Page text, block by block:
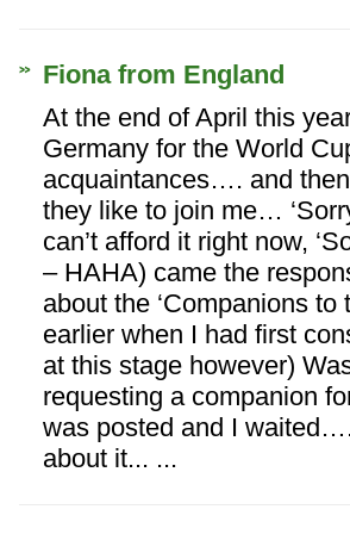
Fiona from England
At the end of April this
Germany for the World
acquaintances…. and
they like to join me…
can’t afford it right now,
– HAHA) came the
about the ‘Companions
earlier when I had first
at this stage however)
requesting a companion
was posted and I
about it... ...